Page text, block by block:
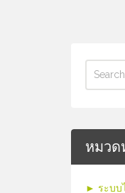
for:
หมวด
► ระบบ